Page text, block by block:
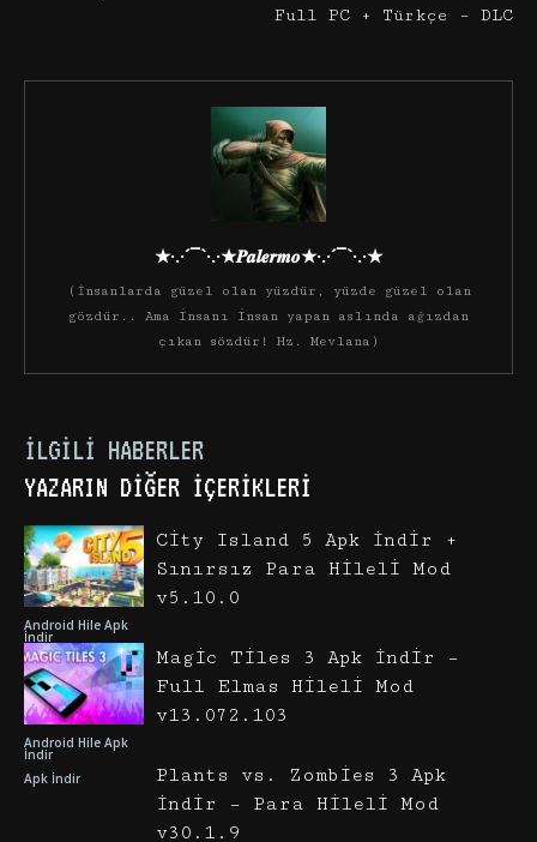
Full PC + Türkçe – DLC
★·.·´¯`·.·★𝑷𝒂𝒍𝒆𝒓𝒎𝒐★·.·´¯`·.·★
(İnsanlarda güzel olan yüzdür, yüzde güzel olan
gözdür.. Ama insanı insan yapan aslında ağızdan
çıkan sözdür! Hz. Mevlana)
İLGILI HABERLER
YAZARIN DIĞER İÇERIKLERI
Android Hile Apk
İndir
City Island 5 Apk İndir +
Sınırsız Para Hileli Mod
v5.10.0
Android Hile Apk
İndir
Magic Tiles 3 Apk İndir –
Full Elmas Hileli Mod
v13.072.103
Apk İndir
Plants vs. Zombies 3 Apk
İndir – Para Hileli Mod
v30.1.9